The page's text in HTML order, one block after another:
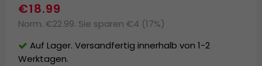
€18.99
Norm. €22.99. Sie sparen €4 (17%)
Auf Lager. Versandfertig innerhalb von 1-2
Werktagen.